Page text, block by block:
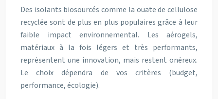
Des isolants biosourcés comme la ouate de cellulose
recyclée sont de plus en plus populaires grâce à leur
faible impact environnemental. Les aérogels,
matériaux à la fois légers et très performants,
représentent une innovation, mais restent onéreux.
Le choix dépendra de vos critères (budget,
performance, écologie).